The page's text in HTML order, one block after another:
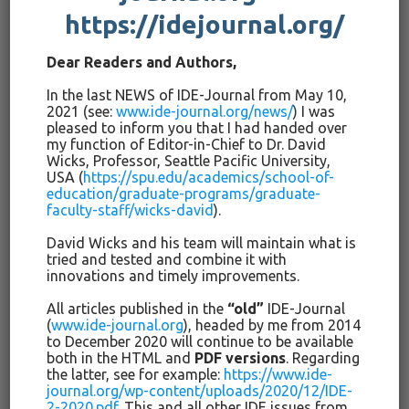
bildete damit die Grundlage für die Entwicklung des
deutschen Volksschulwesens.
Entwicklungsstufen der Lehrerbildung
Nach dem Generallandschulreglement beginnt nun auch die
Zeit, in der man von einer allmählichen Professionalisierung
des Lehrers für das niedere Schulwesen, die Volksschule,
sprechen kann. Die Entwicklung der deutschen
Volksschullehrer­aus­bildung kann in drei Phasen gegliedert
werden (vgl. Oelker & Neumann, 1985, 127):
Schulung im Lehrerseminar
sie Pädagogische Hochschulen):
Wissenschaftliche Ausbildung an Universitäten
Lehrerseminar
https://idejournal.org/
Dear Readers and Authors,
In the last NEWS of IDE-Journal from May 10,
2021 (see:www.ide-journal.org/news/) I was
pleased to inform you that I had handed over
my function of Editor-in-Chief to Dr. David
Wicks, Professor, Seattle Pacific University,
USA (https://spu.edu/academics/school-of-
education/graduate-programs/graduate-
faculty-staff/wicks-david).
David Wicks and his team will maintain what is
tried and tested and combine it with
innovations and timely improvements.
All articles published in the “old” IDE-Journal
(www.ide-journal.org), headed by me from 2014
to December 2020 will continue to be available
both in the HTML and PDF versions. Regarding
the latter, see for example: https://www.ide-
journal.org/wp-content/uploads/2020/12/IDE-